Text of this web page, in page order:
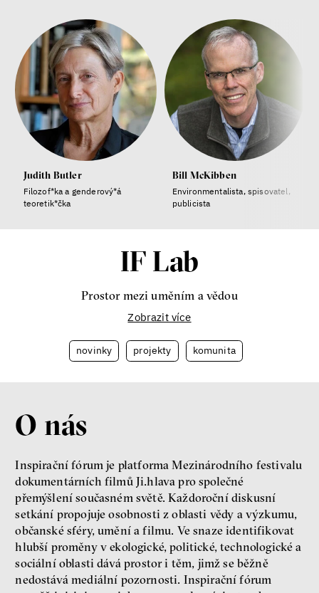
Judith Butler
Filozof*ka a genderový*á
teoretik*čka
Bill McKibben
Environmentalista, spisovatel,
publicista
IF Lab
Prostor mezi uměním a vědou
Zobrazit více
novinky projekty komunita
O nás
Inspirační fórum je platforma Mezinárodního festivalu
dokumentárních filmů Ji.hlava pro společné
přemýšlení současném světě. Každoroční diskusní
setkání propojuje osobnosti z oblasti vědy a výzkumu,
občanské sféry, umění a filmu. Ve snaze identifikovat
hlubší proměny v ekologické, politické, technologické a
sociální oblasti dává prostor i těm, jimž se běžně
nedostává mediální pozornosti. Inspirační fórum